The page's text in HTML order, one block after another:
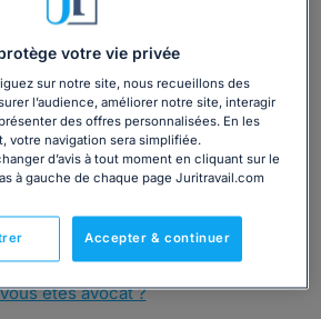
une consultation par
téléphone ?
immédiatement
75 75 42 33(8h à 21h du lundi au
êtes avocat ?
votre vie privée
sur notre site, nous recueillons des
l’audience, améliorer notre site, interagir
des offres personnalisées. En les
votre navigation sera simplifiée.
d’avis à tout moment en cliquant sur le
à gauche de chaque page Juritravail.com
Accepter & continuer